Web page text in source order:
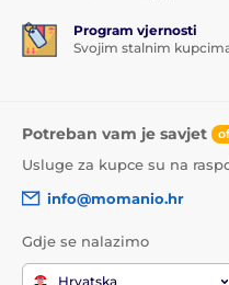
Program vjernosti
Svojim stalnim
Potreban vam je savjet
Usluge za kupce su na
info@momanio.hr
Gdje se nalazimo
Hrvatska